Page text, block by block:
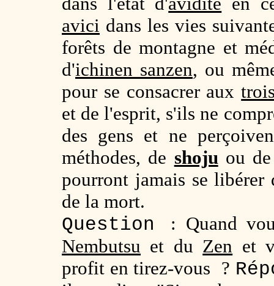
avici dans les vies
forêts de montagne et
d'ichinen sanzen, ou
pour se consacrer aux
et de l'esprit, s'ils ne
des gens et ne
méthodes, de shojuou
pourront jamais se libérer
de la mort.
Question : Quand
Nembutsu et du Zen et
profit en tirez-vous ?